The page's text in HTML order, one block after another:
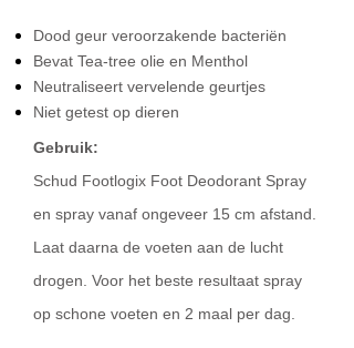
Dood geur veroorzakende bacteriën
Bevat Tea-tree olie en Menthol
Neutraliseert vervelende geurtjes
Niet getest op dieren
Gebruik:
Schud Footlogix Foot Deodorant Spray
en spray vanaf ongeveer 15 cm afstand.
Laat daarna de voeten aan de lucht
drogen. Voor het beste resultaat spray
op schone voeten en 2 maal per dag.